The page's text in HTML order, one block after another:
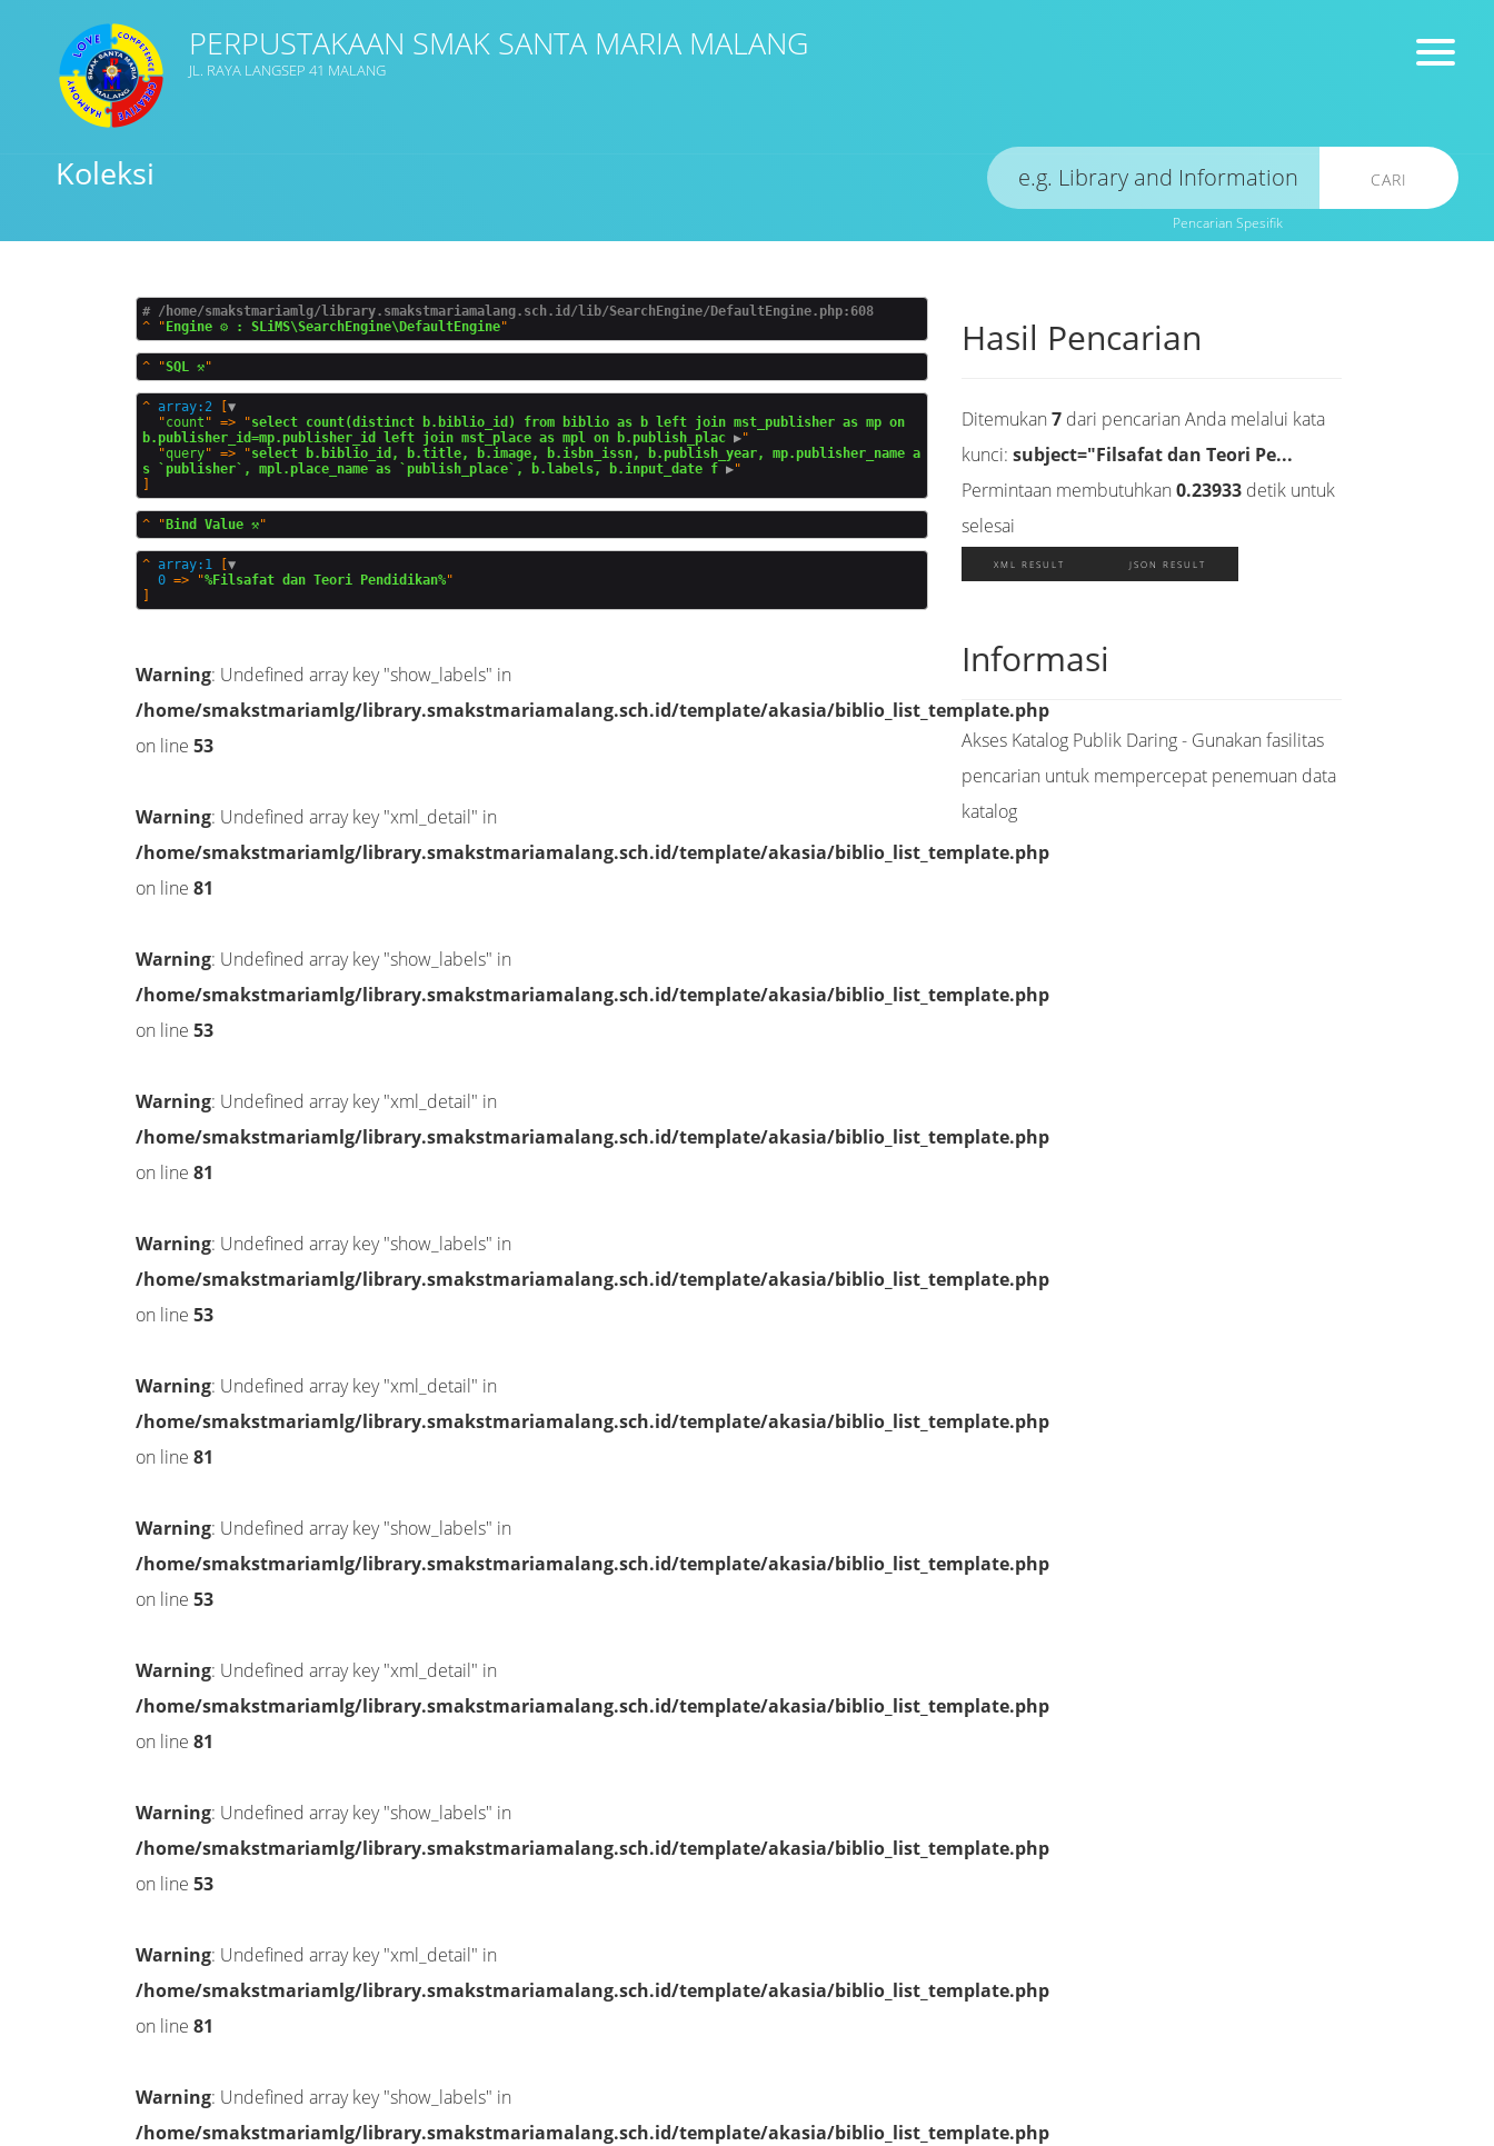
PERPUSTAKAAN SMAK SANTA MARIA MALANG
JL. RAYA LANGSEP 41 MALANG
Koleksi CARI
Pencarian Spesifik
# /home/smakstmariamlg/library.smakstmariamalang.sch.id/lib/SearchEngine/DefaultEngine.php:608
^
" Engine ⚙️ : SLiMS\SearchEngine\DefaultEngine
^ "SQL ⚒️
^ array:2
▼
  "
count " => "select count(distinct b.biblio_id) from biblio as b left join mst_publisher as mp on
b.publisher_id=mp.publisher_id left join mst_place as mpl on b.publish_plac ▶"
  "
query" => "select b.biblio_id, b.title, b.image, b.isbn_issn, b.publish_year, mp.publisher_name a
s `publisher`, mpl.place_name as `publish_place`, b.labels, b.input_date f ▶
^ " Bind Value ⚒️
^ array:1
▼
0 => "%Filsafat dan Teori Pendidikan%
Warning: Undefined array key "show_labels" in
/home/smakstmariamlg/library.smakstmariamalang.sch.id/template/akasia/biblio_list_template.php
on line 53
Warning: Undefined array key "xml_detail" in
/home/smakstmariamlg/library.smakstmariamalang.sch.id/template/akasia/biblio_list_template.php
on line 81
Warning: Undefined array key "show_labels" in
/home/smakstmariamlg/library.smakstmariamalang.sch.id/template/akasia/biblio_list_template.php
on line 53
Warning: Undefined array key "xml_detail" in
/home/smakstmariamlg/library.smakstmariamalang.sch.id/template/akasia/biblio_list_template.php
on line 81
Warning: Undefined array key "show_labels" in
/home/smakstmariamlg/library.smakstmariamalang.sch.id/template/akasia/biblio_list_template.php
on line 53
Warning: Undefined array key "xml_detail" in
/home/smakstmariamlg/library.smakstmariamalang.sch.id/template/akasia/biblio_list_template.php
on line 81
Warning: Undefined array key "show_labels" in
/home/smakstmariamlg/library.smakstmariamalang.sch.id/template/akasia/biblio_list_template.php
on line 53
Warning: Undefined array key "xml_detail" in
/home/smakstmariamlg/library.smakstmariamalang.sch.id/template/akasia/biblio_list_template.php
on line 81
Warning: Undefined array key "show_labels" in
/home/smakstmariamlg/library.smakstmariamalang.sch.id/template/akasia/biblio_list_template.php
on line 53
Warning: Undefined array key "xml_detail" in
/home/smakstmariamlg/library.smakstmariamalang.sch.id/template/akasia/biblio_list_template.php
on line 81
Warning: Undefined array key "show_labels" in
/home/smakstmariamlg/library.smakstmariamalang.sch.id/template/akasia/biblio_list_template.php
Hasil Pencarian
Ditemukan7 dari pencarian Anda melalui kata
kunci:subject="Filsafat dan Teori Pe...
Permintaan membutuhkan0.23933 detik untuk
selesai
XML RESULT JSON RESULT
Informasi
Akses Katalog Publik Daring - Gunakan fasilitas
pencarian untuk mempercepat penemuan data
katalog
GMD
Cari